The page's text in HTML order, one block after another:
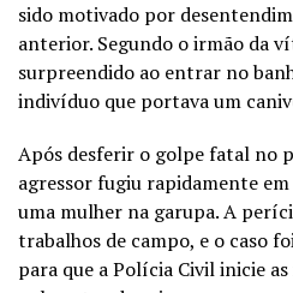
sido motivado por
anterior. Segundo o irmão da
surpreendido ao entrar no
indivíduo que portava um
Após desferir o golpe fatal no
agressor fugiu rapidamente
uma mulher na garupa. A
trabalhos de campo, e o caso
para que a Polícia Civil inicie